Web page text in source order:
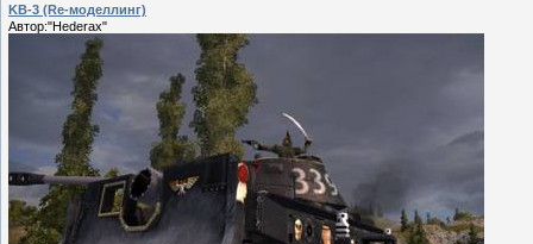
KB-3 (Re-моделлинг)
Автор:"Hederax"